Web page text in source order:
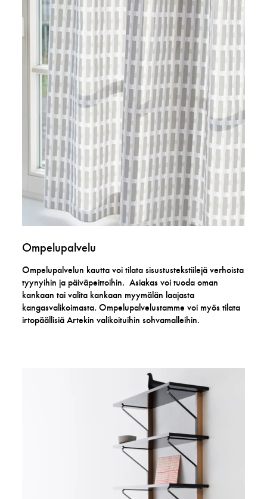
​Ompelupalvelu​
Ompelupalvelun kautta voi tilata sisustustekstiilejä verhoista
tyynyihin ja päiväpeittoihin. Asiakas voi tuoda oman
kankaan tai valita kankaan myymälän laajasta
kangasvalikoimasta. Ompelupalvelustamme voi myös tilata
irtopäällisiä Artekin valikoituihin sohvamalleihin.